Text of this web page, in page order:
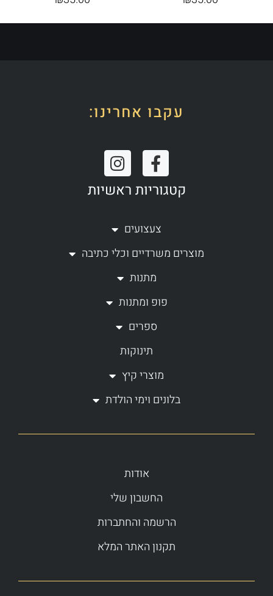
עקבו אחרינו:
F
a
c
b
o
k
f
I
n
s
a
r
a
קטגוריות ראשיות
צעצועים
מוצרים משרדיים וכלי כתיבה
מתנות
פופ ומתנות
ספרים
תינוקות
מוצרי קיץ
בלונים וימי הולדת
אודות
החשבון שלי
הרשמה והחתברות
תקנון האתר המלא